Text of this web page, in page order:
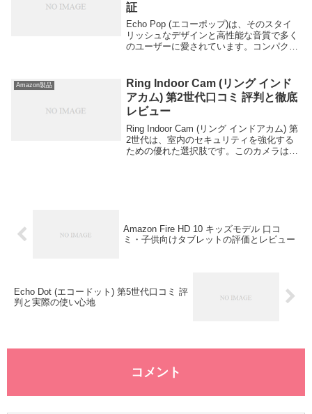
証
Echo Pop (エコーポップ)は、そのスタイ
リッシュなデザインと高性能な音質で多く
のユーザーに愛されています。コンパクト
に以下の口コミが多く寄せられています。
...
Amazon製品
Ring Indoor Cam (リング インド
アカム) 第2世代口コミ 評判と徹底
レビュー
Ring Indoor Cam (リング インドアカム) 第
2世代は、室内のセキュリティを強化する
ための優れた選択肢です。このカメラは高
Amazon Fire HD 10 キッズモデル 口コ
ミ・子供向けタブレットの評価とレビュー
Echo Dot (エコードット) 第5世代口コミ 評
判と実際の使い心地
コメント